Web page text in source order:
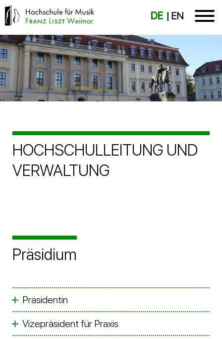
DE EN
HOCHSCHULLEITUNG UND
VERWALTUNG
Präsidium
Präsidentin
Vizepräsident für Praxis